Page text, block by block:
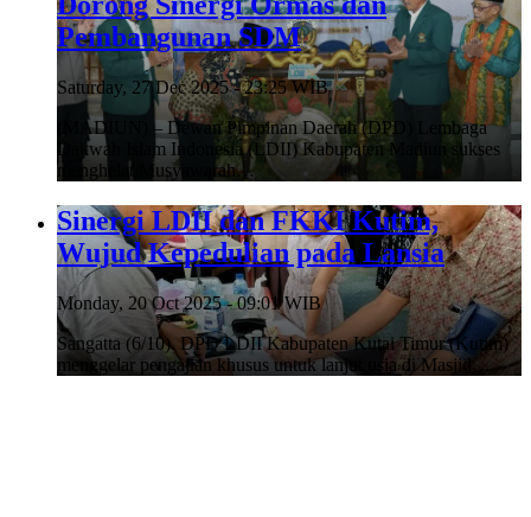
Pembangunan SDM
Saturday, 27 Dec 2025 - 23:25 WIB
(MADIUN) – Dewan Pimpinan Daerah (DPD) Lembaga
Dakwah Islam Indonesia (LDII) Kabupaten Madiun sukses
menghelat Musyawarah…
Sinergi LDII dan FKKI Kutim,
Wujud Kepedulian pada Lansia
Monday, 20 Oct 2025 - 09:01 WIB
Sangatta (6/10). DPD LDII Kabupaten Kutai Timur (Kutim)
menggelar pengajian khusus untuk lanjut usia di Masjid…